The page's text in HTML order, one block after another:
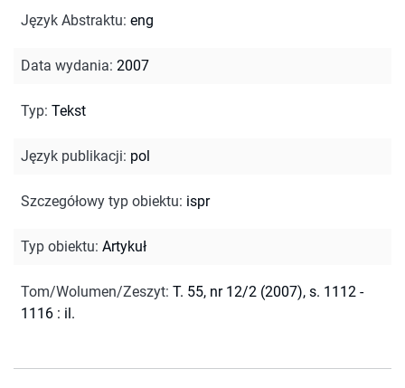
Język Abstraktu: eng
Data wydania: 2007
Typ: Tekst
Język publikacji: pol
Szczegółowy typ obiektu: ispr
Typ obiektu: Artykuł
Tom/Wolumen/Zeszyt: T. 55, nr 12/2 (2007), s. 1112 -
1116 : il.